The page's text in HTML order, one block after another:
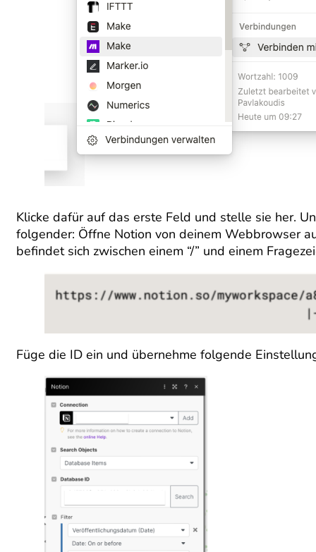
Klicke dafür auf das erste Feld und stelle sie her.
folgender: Öffne Notion von deinem Webbrowser
befindet sich zwischen einem “/” und einem
Füge die ID ein und übernehme folgende